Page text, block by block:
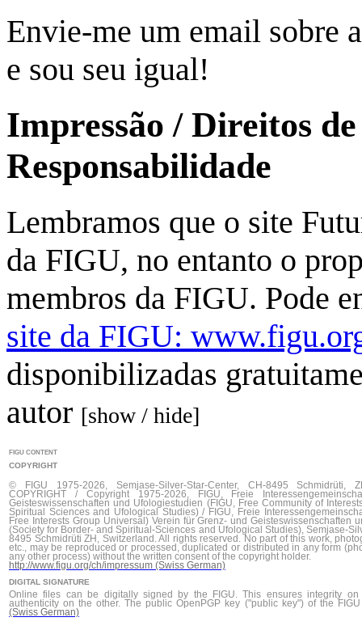
Envie-me um email sobre
e sou seu igual!
Impressão / Direitos
Responsabilidade
Lembramos que o site
da FIGU, no entanto o
membros da FIGU. Pode
site da FIGU:
disponibilizadas
autor [show / hide]
FIGU CONTENT
COPYRIGHT
© FIGU 1975-2026, Semjase-Silver-Star-Center, CH-8495 Schmidrüti,
COPYRIGHT / Copyright 1975-2026, FIGU, Freie
Geisteswissenschaften und Ufologiestudien (FIGU, Free Community of
Spiritual Sciences and Ufological Studies) / FIGU, Freie
Free Interests Group Universal) Verein für Grenz- und Geisteswissenschaften
(Society for Border- and Spiritual-Sciences and Ufological Studies), Semjase-
8495 Schmidrüti ZH, Switzerland. All rights reserved. No part of this work,
etc., may be reproduced or processed, duplicated or distributed in any form
any other process) without the written consent of the copyright holder.
http://www.figu.org/ch/impressum (Swiss German)
DIGITAL SIGNATURE
Online files can be digitally signed by the FIGU. This ensures integrity
authenticity on the other. The public OpenPGP key ("public key") of the
(Swiss German)